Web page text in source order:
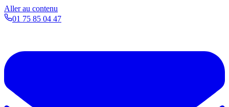
Aller au contenu
01 75 85 04 47